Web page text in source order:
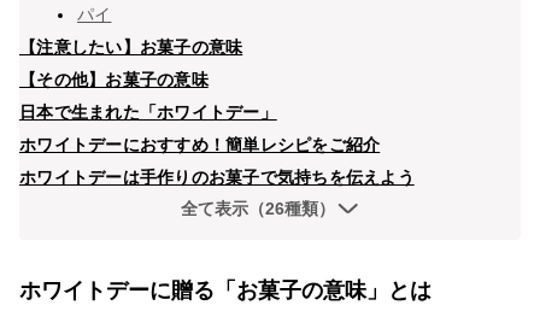
パイ
【注意したい】お菓子の意味
【その他】お菓子の意味
日本で生まれた「ホワイトデー」
ホワイトデーにおすすめ！簡単レシピをご紹介
ホワイトデーは手作りのお菓子で気持ちを伝えよう
全て表示（26種類）
ホワイトデーに贈る「お菓子の意味」とは